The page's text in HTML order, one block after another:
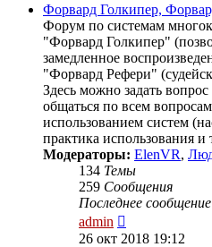
Форвард Голкипер,
Форум по системам
"Форвард Голкипер"
замедленное
"Форвард Рефери"
Здесь можно задать
общаться по всем
использованием систем
практика использования и
Модераторы: ElenVR,
134 Темы
259 Сообщения
Последнее сообщение
admin
к
26 окт 2018 19:12